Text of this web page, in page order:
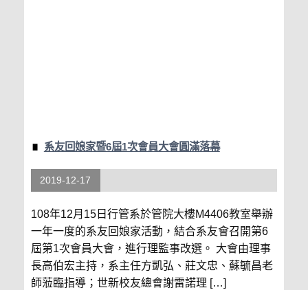
系友回娘家暨6屆1次會員大會圓滿落幕
2019-12-17
108年12月15日行管系於管院大樓M4406教室舉辦
一年一度的系友回娘家活動，結合系友會召開第6
屆第1次會員大會，進行理監事改選。 大會由理事
長高伯宏主持，系主任方凱弘、莊文忠、蘇毓昌老
師蒞臨指導；世新校友總會謝雷諾理 […]